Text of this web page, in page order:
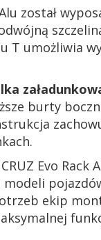
Alu został
T umożliwia
burty
Evo
ekip